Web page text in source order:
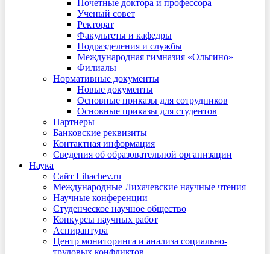
Почетные доктора и профессора
Ученый совет
Ректорат
Факультеты и кафедры
Подразделения и службы
Международная гимназия «Ольгино»
Филиалы
Нормативные документы
Новые документы
Основные приказы для сотрудников
Основные приказы для студентов
Партнеры
Банковские реквизиты
Контактная информация
Сведения об образовательной организации
Наука
Сайт Lihachev.ru
Международные Лихачевские научные чтения
Научные конференции
Студенческое научное общество
Конкурсы научных работ
Аспирантура
Центр мониторинга и анализа социально-
трудовых конфликтов